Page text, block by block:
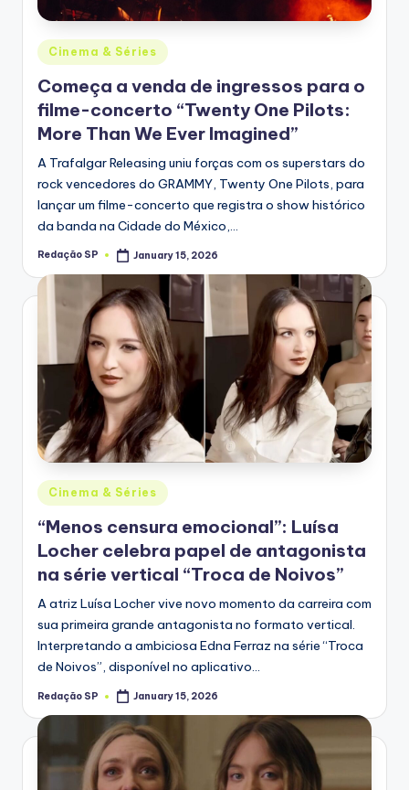
Posted
in
Cinema & Séries
Começa a venda de ingressos para o
filme-concerto “Twenty One Pilots:
More Than We Ever Imagined”
A Trafalgar Releasing uniu forças com os superstars do
rock vencedores do GRAMMY, Twenty One Pilots, para
lançar um filme-concerto que registra o show histórico
da banda na Cidade do México,…
Posted
Redação SP January 15, 2026
Posted
in
Cinema & Séries
“Menos censura emocional”: Luísa
Locher celebra papel de antagonista
na série vertical “Troca de Noivos”
A atriz Luísa Locher vive novo momento da carreira com
sua primeira grande antagonista no formato vertical.
Interpretando a ambiciosa Edna Ferraz na série “Troca
de Noivos”, disponível no aplicativo…
Posted
Redação SP January 15, 2026